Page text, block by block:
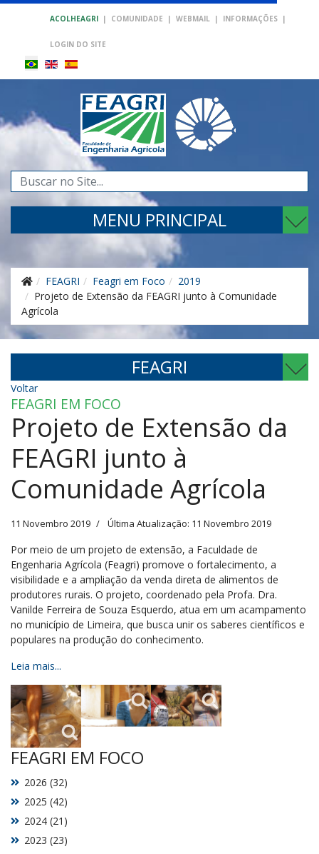
ACOLHEAGRI | COMUNIDADE | WEBMAIL | INFORMAÇÕES |
LOGIN DO SITE
Pesquisar...
MENU PRINCIPAL
FEAGRI Feagri em Foco
2019
Projeto de Extensão da FEAGRI junto à Comunidade
Agrícola
FEAGRI
Voltar
FEAGRI EM FOCO
Projeto de Extensão da
FEAGRI junto à
Comunidade Agrícola
11 Novembro 2019 Última Atualização: 11 Novembro 2019
Por meio de um projeto de extensão, a Faculdade de
Engenharia Agrícola (Feagri) promove o fortalecimento, a
visibilidade e a ampliação da venda direta de alimentos de
produtores rurais. O projeto, coordenado pela Profa. Dra.
Vanilde Ferreira de Souza Esquerdo, atua em um acampamento
no município de Limeira, que busca unir os saberes científicos e
populares na produção do conhecimento.
Leia mais...
FEAGRI EM FOCO
2023 (23)
2024 (21)
2025 (42)
2026 (32)